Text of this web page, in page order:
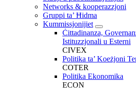
Networks & kooperazzjoni
Gruppi ta’ Ħidma
Kummissjonijiet
Ċittadinanza,
Istituzzjonali u Esterni
CIVEX
Politika ta’ Koeżjoni
COTER
Politika Ekonomika
ECON